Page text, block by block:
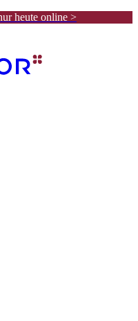
heute online >